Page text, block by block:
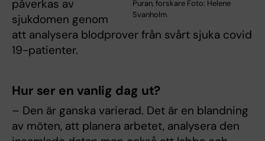
Puran, forskare Foto: Helene
Svanholm
påverkas av
sjukdomen genom
att analysera blodprover från svårt sjuka covid
19-patienter.
Hur ser en vanlig dag ut?
– Den är ganska varierad. Det är en blandning
av möten, att planera arbetet, analysera den